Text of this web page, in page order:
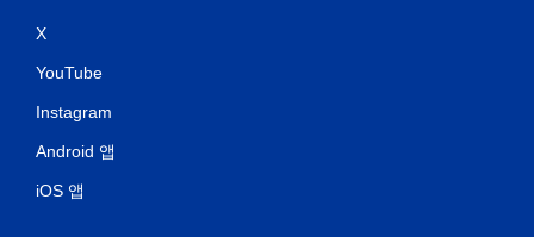
X
YouTube
Instagram
Android 앱
iOS 앱